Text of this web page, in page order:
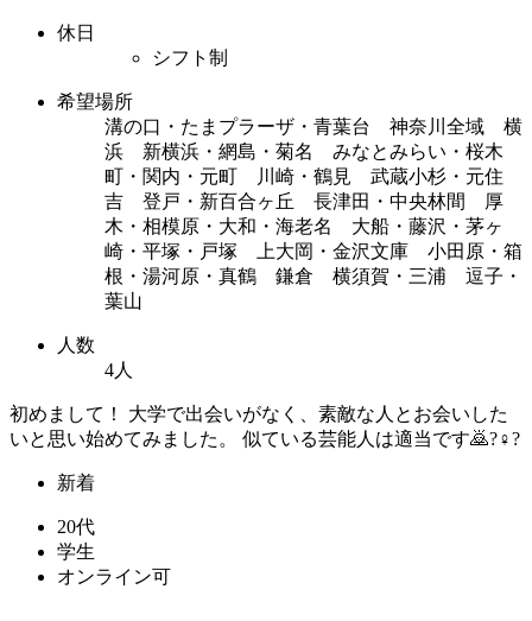
休日
シフト制
希望場所
溝の口・たまプラーザ・青葉台 神奈川全域 横
浜 新横浜・網島・菊名 みなとみらい・桜木
町・関内・元町 川崎・鶴見 武蔵小杉・元住
吉 登戸・新百合ヶ丘 長津田・中央林間 厚
木・相模原・大和・海老名 大船・藤沢・茅ヶ
崎・平塚・戸塚 上大岡・金沢文庫 小田原・箱
根・湯河原・真鶴 鎌倉 横須賀・三浦 逗子・
葉山
人数
4人
初めまして！ 大学で出会いがなく、素敵な人とお会いした
いと思い始めてみました。 似ている芸能人は適当です🙇?♀?
新着
20代
学生
オンライン可